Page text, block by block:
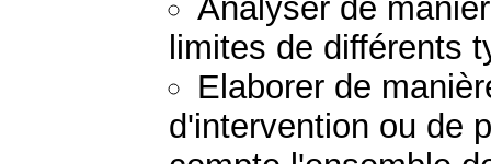
Analyser de
limites de différents
Elaborer de
d'intervention ou de